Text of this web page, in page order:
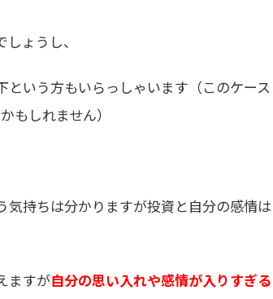
ょうし、
いう方もいらっしゃいます（このケース
もしれません）
持ちは分かりますが投資と自分の感情は
ますが自分の思い入れや感情が入りすぎる